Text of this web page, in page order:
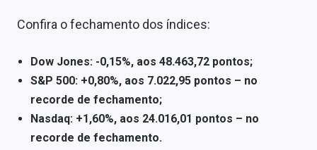
Conteúdo de Marca
Sobre
Expediente
Contato
Confira o fechamento dos índices:
Dow Jones: -0,15%, aos 48.463,72 pontos;
S&P 500: +0,80%, aos 7.022,95 pontos – no
recorde de fechamento;
Nasdaq: +1,60%, aos 24.016,01 pontos – no
recorde de fechamento.